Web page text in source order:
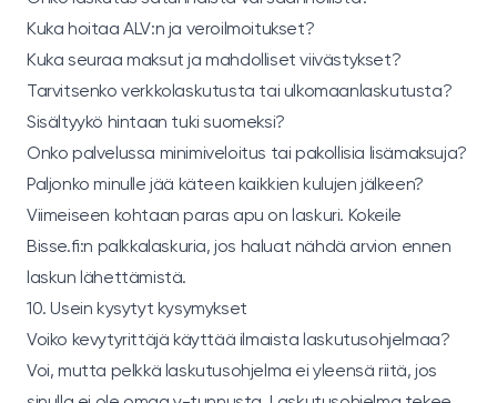
Kuka hoitaa ALV:n ja veroilmoitukset?
Kuka seuraa maksut ja mahdolliset viivästykset?
Tarvitsenko verkkolaskutusta tai ulkomaanlaskutusta?
Sisältyykö hintaan tuki suomeksi?
Onko palvelussa minimiveloitus tai pakollisia lisämaksuja?
Paljonko minulle jää käteen kaikkien kulujen jälkeen?
Viimeiseen kohtaan paras apu on laskuri. Kokeile
Bisse.fi:n palkkalaskuria, jos haluat nähdä arvion ennen
laskun lähettämistä.
10. Usein kysytyt kysymykset
Voiko kevytyrittäjä käyttää ilmaista laskutusohjelmaa?
Voi, mutta pelkkä laskutusohjelma ei yleensä riitä, jos